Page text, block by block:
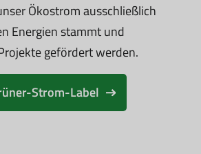
Ökostrom ausschließlich
Energien stammt und
gefördert werden.
Strom-Label